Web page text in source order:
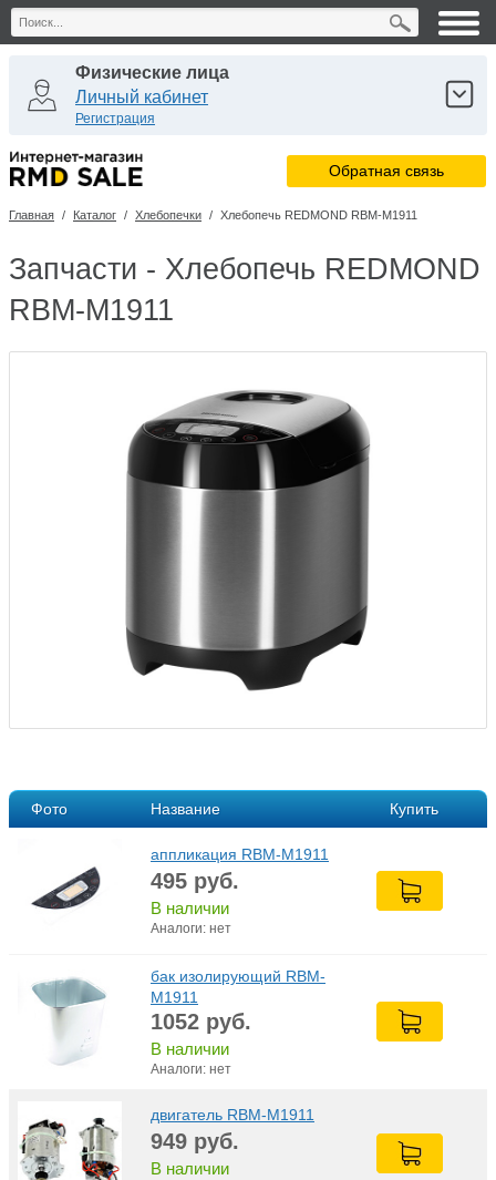
Физические лица
Личный кабинет
Регистрация
Юридические лица
Личный кабинет
Личный кабинет
Обратная связь
Главная / Каталог / Хлебопечки / Хлебопечь REDMOND RBM-M1911
Запчасти - Хлебопечь REDMOND
RBM-M1911
Фото Название Купить
аппликация RBM-M1911
495 руб.
В наличии
Аналоги: нет
бак изолирующий RBM-
M1911
1052 руб.
В наличии
Аналоги: нет
двигатель RBM-M1911
949 руб.
В наличии